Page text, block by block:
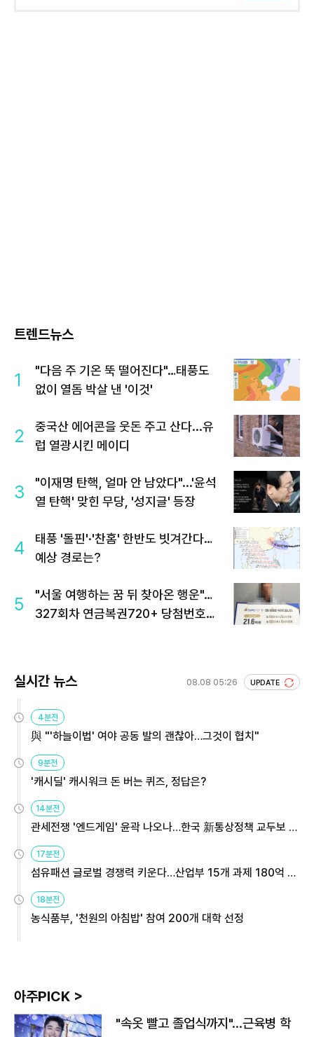
트렌드뉴스
1
"다음 주 기온 뚝 떨어진다"…태풍도
없이 열돔 박살 낸 '이것'
2
중국산 에어콘을 웃돈 주고 산다...유
럽 열광시킨 메이디
3
"이재명 탄핵, 얼마 안 남았다"...'윤석
열 탄핵' 맞힌 무당, '성지글' 등장
4
태풍 '돌핀'·'찬홈' 한반도 빗겨간다…
예상 경로는?
5
"서울 여행하는 꿈 뒤 찾아온 행운"…
327회차 연금복권720+ 당첨번호조
실시간 뉴스 08.08 05:26 UPDATE
4분전
與 "'하늘이법' 여야 공동 발의 괜찮아…그것이 협치"
9분전
'캐시딜' 캐시워크 돈 버는 퀴즈, 정답은?
14분전
관세전쟁 '엔드게임' 윤곽 나오나…한국 新통상정책 교두보 활
용해야
17분전
섬유패션 글로벌 경쟁력 키운다…산업부 15개 과제 180억 지
원
18분전
농식품부, '천원의 아침밥' 참여 200개 대학 선정
아주PICK >
"속옷 빨고 졸업식까지"…근육병 학